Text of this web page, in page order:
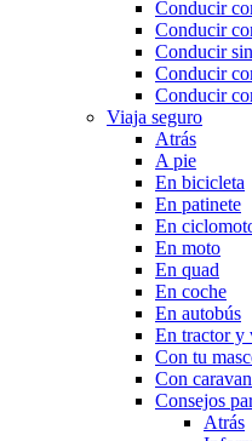
Conducir
Conducir
Conducir
Conducir
Conducir
Viaja seguro
Atrás
A pie
En bicicleta
En patinete
En
En moto
En quad
En coche
En autobús
En tractor y
Con tu
Con
Consejos
Atrás